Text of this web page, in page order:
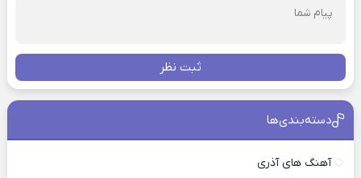
ثبت نظر
دسته‌بندی‌ها
آهنگ های آذری